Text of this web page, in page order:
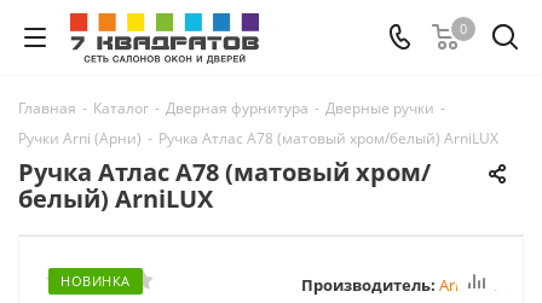
0
Главная - Каталог - Дверная фурнитура - Дверные ручки -
Ручки Arni (Арни) - Ручка Атлас A78 (матовый хром/белый) ArniLUX
Ручка Атлас A78 (матовый хром/
белый) ArniLUX
НОВИНКА Производитель: ArniLUX